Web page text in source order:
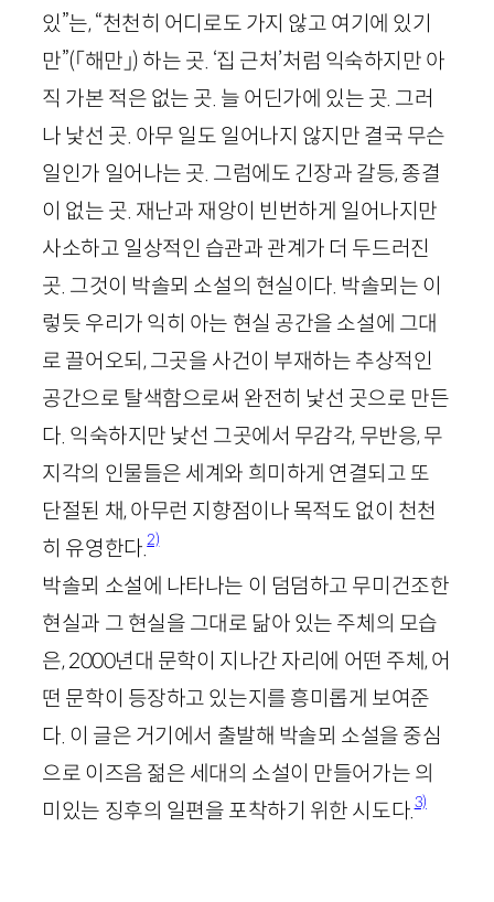
있”는, “천천히 어디로도 가지 않고 여기에 있기
만”(「해만」) 하는 곳. ‘집 근처’처럼 익숙하지만 아
직 가본 적은 없는 곳. 늘 어딘가에 있는 곳. 그러
나 낯선 곳. 아무 일도 일어나지 않지만 결국 무슨
일인가 일어나는 곳. 그럼에도 긴장과 갈등, 종결
이 없는 곳. 재난과 재앙이 빈번하게 일어나지만
사소하고 일상적인 습관과 관계가 더 두드러진
곳. 그것이 박솔뫼 소설의 현실이다. 박솔뫼는 이
렇듯 우리가 익히 아는 현실 공간을 소설에 그대
로 끌어오되, 그곳을 사건이 부재하는 추상적인
공간으로 탈색함으로써 완전히 낯선 곳으로 만든
다. 익숙하지만 낯선 그곳에서 무감각, 무반응, 무
지각의 인물들은 세계와 희미하게 연결되고 또
단절된 채, 아무런 지향점이나 목적도 없이 천천
히 유영한다.2)
박솔뫼 소설에 나타나는 이 덤덤하고 무미건조한
현실과 그 현실을 그대로 닮아 있는 주체의 모습
은,2000년대 문학이 지나간 자리에 어떤 주체, 어
떤 문학이 등장하고 있는지를 흥미롭게 보여준
다. 이 글은 거기에서 출발해 박솔뫼 소설을 중심
으로 이즈음 젊은 세대의 소설이 만들어가는 의
미있는 징후의 일편을 포착하기 위한 시도다.3)